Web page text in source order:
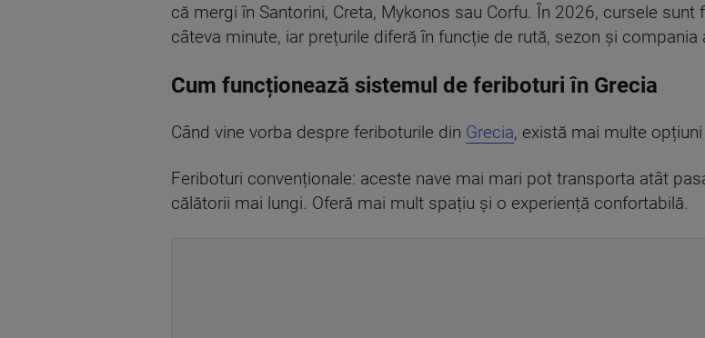
că mergi în Santorini, Creta, Mykonos sau Corfu. În 2026, cursele
câteva minute, iar prețurile diferă în funcție de rută, sezon și compania
Cum funcționează sistemul de feriboturi în Grecia
Când vine vorba despre feriboturile din Grecia, există mai multe
Feriboturi convenționale: aceste nave mai mari pot transporta atât
călătorii mai lungi. Oferă mai mult spațiu și o experiență confortabilă.